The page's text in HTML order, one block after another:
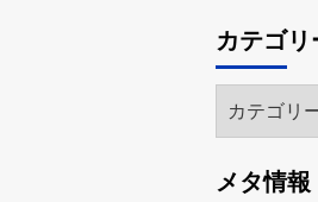
イ
ブ
カテゴリ
テ
リ
メタ情報